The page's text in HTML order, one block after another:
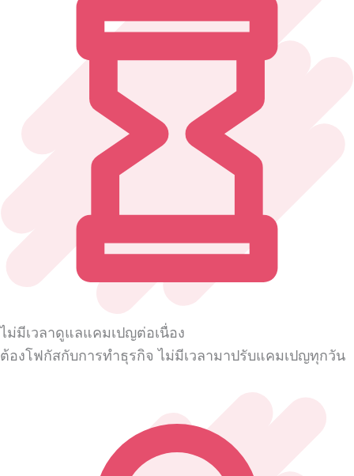
ไม่มีเวลาดูแลแคมเปญต่อเนื่อง
ต้องโฟกัสกับการทำธุรกิจ ไม่มีเวลามาปรับแคมเปญทุกวัน